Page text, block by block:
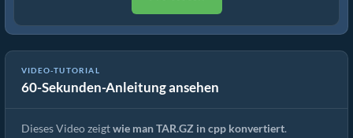
VIDEO-TUTORIAL
60-Sekunden-Anleitung ansehen
Wie man TAR.GZ in die Originaldatei konvertiert (Einfache
Anleitung)
Dieses Video zeigtwie man TAR.GZ in cpp konvertiert.